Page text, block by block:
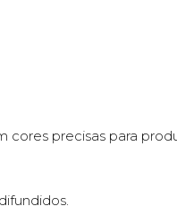
cores precisas para